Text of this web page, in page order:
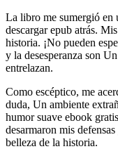
La libro me sumergió en
descargar epub atrás.
historia. ¡No pueden
y la desesperanza son
entrelazan.
Como escéptico, me
duda, Un ambiente
humor suave ebook
desarmaron mis
belleza de la historia.